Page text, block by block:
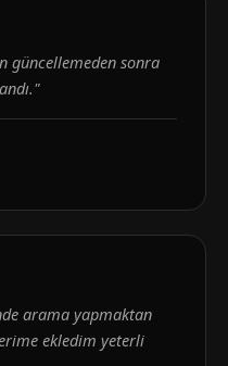
güncellemeden sonra
arama yapmaktan
ekledim yeterli